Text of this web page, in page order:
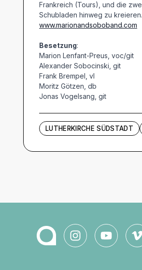
Frankreich (Tours), und die
Schubladen hinweg zu kreieren.
www.marionandsoboband.com
Besetzung:
Marion Lenfant-Preus, voc/git
Alexander Sobocinski, git
Frank Brempel, vl
Moritz Götzen, db
Jonas Vogelsang, git
LUTHERKIRCHE SÜDSTADT